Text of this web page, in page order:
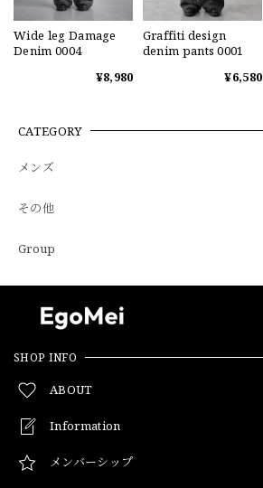
Wide leg Damage
Denim 0004
¥8,980
Graffiti design
denim pants 0001
¥6,580
CATEGORY
メンズ
その他
Group
SHOP INFO
ABOUT
Information
メンバーシップ